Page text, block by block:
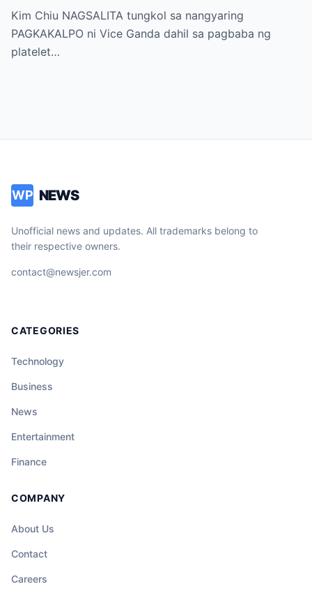
sa “It’s Showtime” — Pagbaba ng Platelet
Count, NAGDULOT ng Matinding Alarma!
Fans Naluha sa Pag-aalala sa Kalagayan ni
Kim Chiu NAGSALITA tungkol sa nangyaring
PAGKAKALPO ni Vice Ganda dahil sa pagbaba ng
platelet…
WP NEWS
Unofficial news and updates. All trademarks belong to
their respective owners.
contact@newsjer.com
CATEGORIES
Technology
Business
News
Entertainment
Finance
COMPANY
About Us
Contact
Careers